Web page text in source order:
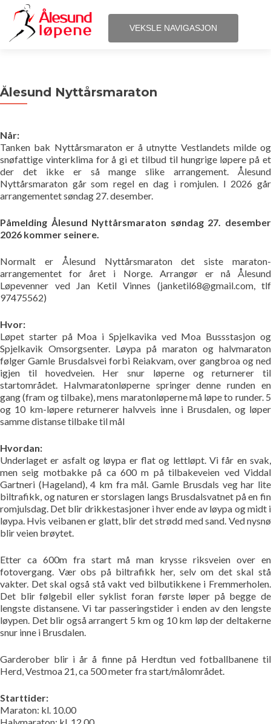
VEKSLE NAVIGASJON
innhold
Løpene
Terminliste
Resultater
Statistikk
Bildegalleri
Kontakt oss
Om oss
Ålesund Nyttårsmaraton
Når:
Tanken bak Nyttårsmaraton er å utnytte Vestlandets milde og
snøfattige vinterklima for å gi et tilbud til hungrige løpere på et
der det ikke er så mange slike arrangement. Ålesund
Nyttårsmaraton går som regel en dag i romjulen. I 2026 går
arrangementet søndag 27. desember.
Påmelding Ålesund Nyttårsmaraton søndag 27. desember
2026 kommer seinere.
Normalt er Ålesund Nyttårsmaraton det siste maraton-
arrangementet for året i Norge. Arrangør er nå Ålesund
Løpevenner ved Jan Ketil Vinnes (janketil68@gmail.com, tlf
97475562)
Hvor:
Løpet starter på Moa i Spjelkavika ved Moa Bussstasjon og
Spjelkavik Omsorgsenter. Løypa på maraton og halvmaraton
følger Gamle Brusdalsvei forbi Reiakvam, over gangbroa og ned
igjen til hovedveien. Her snur løperne og returnerer til
startområdet. Halvmaratonløperne springer denne runden en
gang (fram og tilbake), mens maratonløperne må løpe to runder. 5
og 10 km-løpere returnerer halvveis inne i Brusdalen, og løper
samme distanse tilbake til mål
Hvordan:
Underlaget er asfalt og løypa er flat og lettløpt. Vi får en svak,
men seig motbakke på ca 600 m på tilbakeveien ved Viddal
Gartneri (Hageland), 4 km fra mål. Gamle Brusdals veg har lite
biltrafikk, og naturen er storslagen langs Brusdalsvatnet på en fin
romjulsdag. Det blir drikkestasjoner i hver ende av løypa og midt i
løypa. Hvis veibanen er glatt, blir det strødd med sand. Ved nysnø
blir veien brøytet.
Etter ca 600m fra start må man krysse riksveien over en
fotovergang. Vær obs på biltrafikk her, selv om det skal stå
vakter. Det skal også stå vakt ved bilbutikkene i Fremmerholen.
Det blir følgebil eller syklist foran første løper på begge de
lengste distansene. Vi tar passeringstider i enden av den lengste
løypen. Det blir også arrangert 5 km og 10 km løp der deltakerne
snur inne i Brusdalen.
Garderober blir i år å finne på Herdtun ved fotballbanene til
Herd, Vestmoa 21, ca 500 meter fra start/målområdet.
Starttider:
Maraton: kl. 10.00